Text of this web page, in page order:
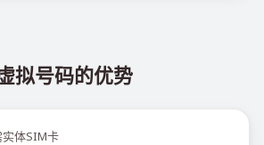
拟号码的优势
体SIM卡